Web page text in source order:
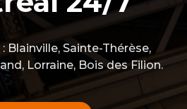
Blainville, Sainte-Thérèse,
Lorraine, Bois des Filion.